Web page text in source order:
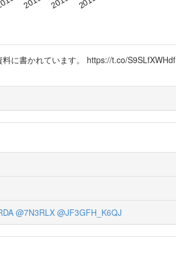
に書かれています。 https://t.co/S9SLfXWHdf
@7N3RLX @JF3GFH_K6QJ